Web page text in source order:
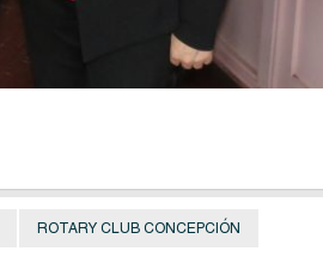
ROTARY CLUB CONCEPCIÓN